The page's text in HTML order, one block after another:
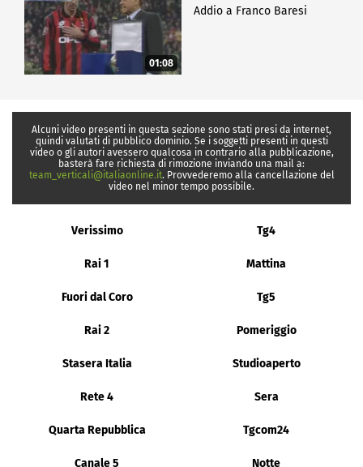
01:08
Addio a Franco Baresi
Alcuni video presenti in questa sezione sono stati presi da internet,
quindi valutati di pubblico dominio. Se i soggetti presenti in questi
video o gli autori avessero qualcosa in contrario alla pubblicazione,
basterà fare richiesta di rimozione inviando una mail a:
team_verticali@italiaonline.it. Provvederemo alla cancellazione del
video nel minor tempo possibile.
Verissimo Tg4
Rai 1 Mattina
Fuori dal Coro Tg5
Rai 2 Pomeriggio
Stasera Italia Studioaperto
Rete 4 Sera
Quarta Repubblica Tgcom24
Canale 5 Notte